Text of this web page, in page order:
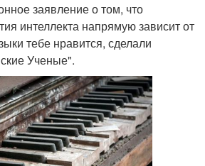
заявление о том, что
интеллекта напрямую зависит от
тебе нравится, сделали
Ученые".